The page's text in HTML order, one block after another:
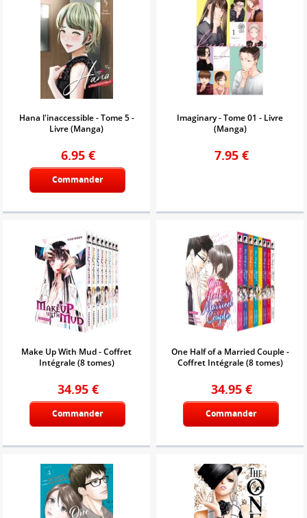
Hana l'inaccessible - Tome 5 -
Livre (Manga)
6.95 €
Commander
Imaginary - Tome 01 - Livre
(Manga)
7.95 €
Make Up With Mud - Coffret
Intégrale (8 tomes)
34.95 €
Commander
One Half of a Married Couple -
Coffret Intégrale (8 tomes)
34.95 €
Commander